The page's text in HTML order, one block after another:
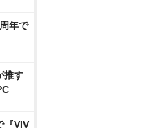
年で
推す
『VIV